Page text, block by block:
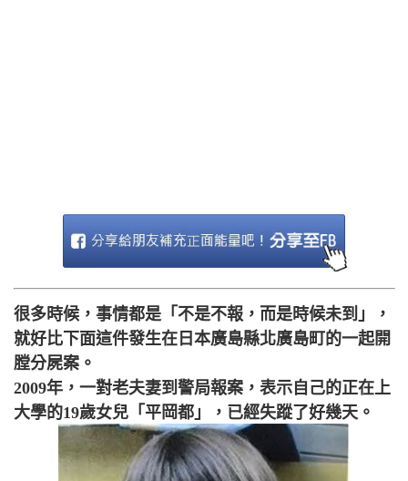
很多時候，事情都是「不是不報，而是時候未到」，
就好比下面這件發生在日本廣島縣北廣島町的一起開
膛分屍案。
2009年，一對老夫妻到警局報案，表示自己的正在上
大學的19歲女兒「平岡都」，已經失蹤了好幾天。